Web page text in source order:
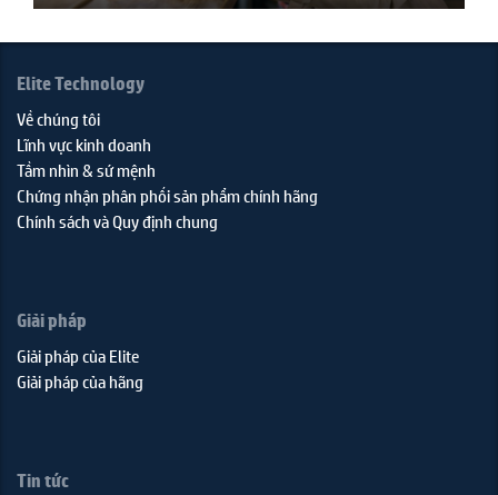
Elite Technology
Về chúng tôi
Lĩnh vực kinh doanh
Tầm nhìn & sứ mệnh
Chứng nhận phân phối sản phẩm chính hãng
Chính sách và Quy định chung
Giải pháp
Giải pháp của Elite
Giải pháp của hãng
Tin tức